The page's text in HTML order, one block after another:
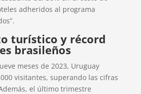
adheridos al programa
turístico y récord
brasileños
meses de 2023, Uruguay
visitantes, superando las cifras
el último trimestre